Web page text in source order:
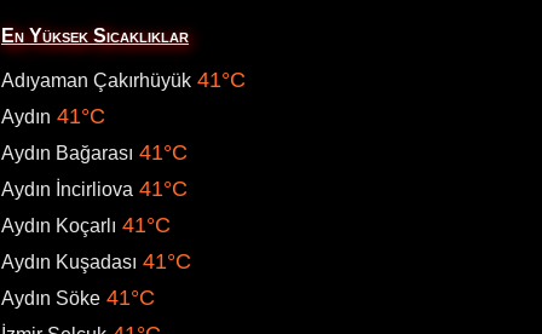
En Yüksek Sıcaklıklar
Adıyaman Çakırhüyük 41°C
Aydın 41°C
Aydın Bağarası 41°C
Aydın İncirliova 41°C
Aydın Koçarlı 41°C
Aydın Kuşadası 41°C
Aydın Söke 41°C